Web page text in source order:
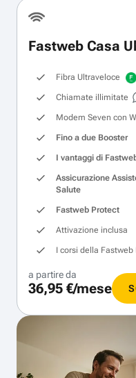
Fastweb Casa
Fibra Ultraveloce
Chiamate illimitate
Modem Seven con
Fino a due Booster
I vantaggi di
Assicurazione
Salute
Fastweb Protect
Attivazione inclusa
I corsi della
a partire da
36,95 €/mese